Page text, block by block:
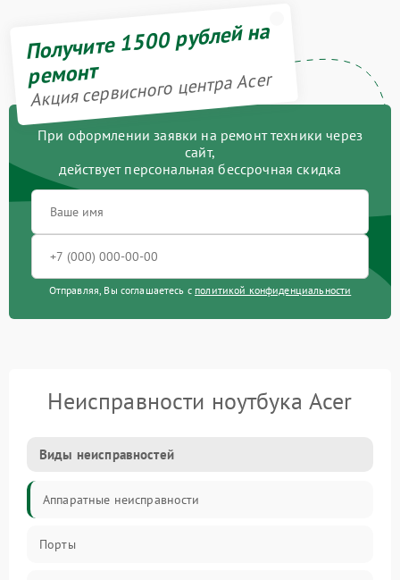
Получите 1500 рублей на
ремонт
Акция сервисного центра Acer
При оформлении заявки на ремонт техники через
сайт,
действует персональная бессрочная скидка
Отправляя, Вы соглашаетесь с политикой конфиденциальности
Неисправности ноутбука Acer
Виды неисправностей
Аппаратные неисправности
Порты